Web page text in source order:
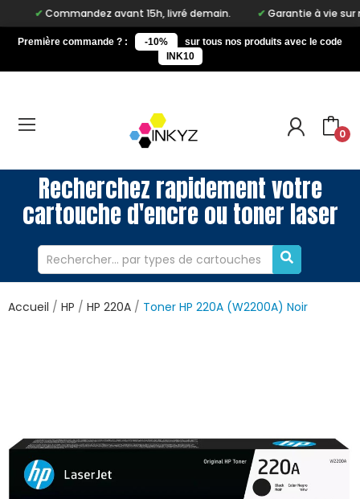
Commandez avant 15h, livré demain. Garantie à vie sur notre
Première commande ? : -10%
sur tous nos produits avec le code
INK10
0
Recherchez rapidement votre
cartouche d'encre ou toner laser
Accueil HP HP 220A Toner HP 220A (W2200A) Noir